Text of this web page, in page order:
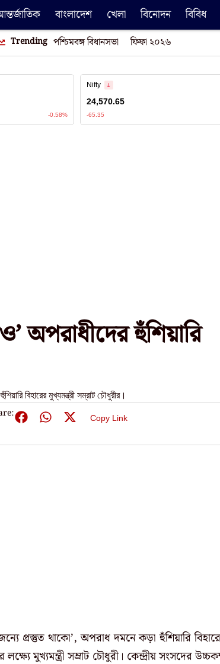
বাংলাদেশ খেলা বিনোদন বিবিধ
Trending পশ্চিমবঙ্গ বিধানসভা ফিফা ২০২৬
অপরাধীদের হুঁশিয়ারি
বিহারের মুখ্যমন্ত্রী সম্রাট চৌধুরীর।
Copy Link
প্রস্তুত থাকো’, অপরাধ দমনে কড়া হুঁশিয়ারি
মুখ্যমন্ত্রী সম্রাট চৌধুরী। কেন্দ্রীয় সংসদের